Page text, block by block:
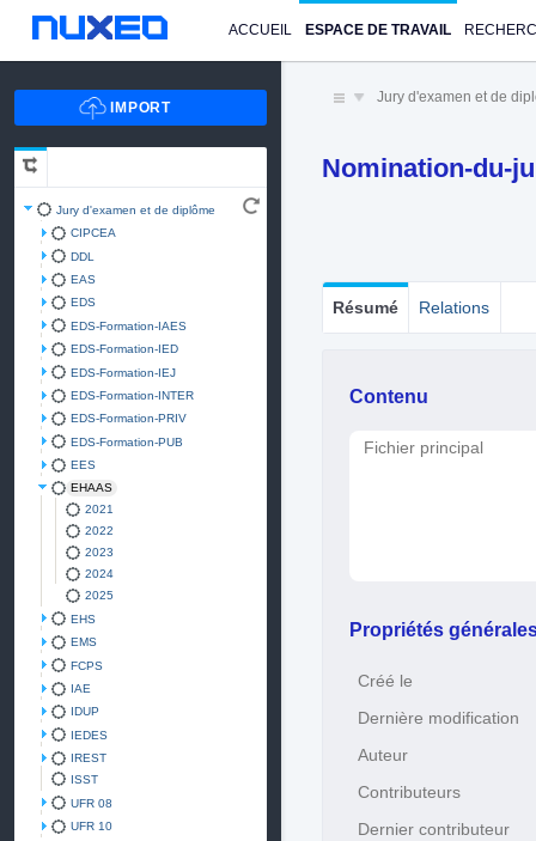
ACCUEIL ESPACE DE TRAVAIL
Jury d'examen et de diplôme
CIPCEA
DDL
EAS
EDS
EDS-Formation-IAES
EDS-Formation-IED
EDS-Formation-IEJ
EDS-Formation-INTER
EDS-Formation-PRIV
EDS-Formation-PUB
EES
EHAAS
2021
2022
2023
2024
2025
EHS
EMS
FCPS
IAE
IDUP
IEDES
IREST
ISST
UFR 08
UFR 10
Jury d'examen et de
Nomination-du-
Résumé Relations
Contenu
Fichier principal
Propriétés
Créé le
Dernière modification
Auteur
Contributeurs
Dernier contributeur